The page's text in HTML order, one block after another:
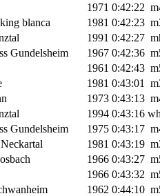
1971 0:42:22
blanca 1981 0:42:23
1991 0:42:27
Gundelsheim 1967 0:42:36
1961 0:42:43
1981 0:43:01
1973 0:43:13
1994 0:43:16
Gundelsheim 1975 0:43:17
1981 0:43:19
1966 0:43:27
1966 0:43:32
1962 0:44:10